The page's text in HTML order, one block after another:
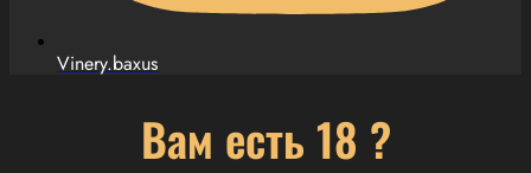
Vinery.baxus
Вам есть 18 ?